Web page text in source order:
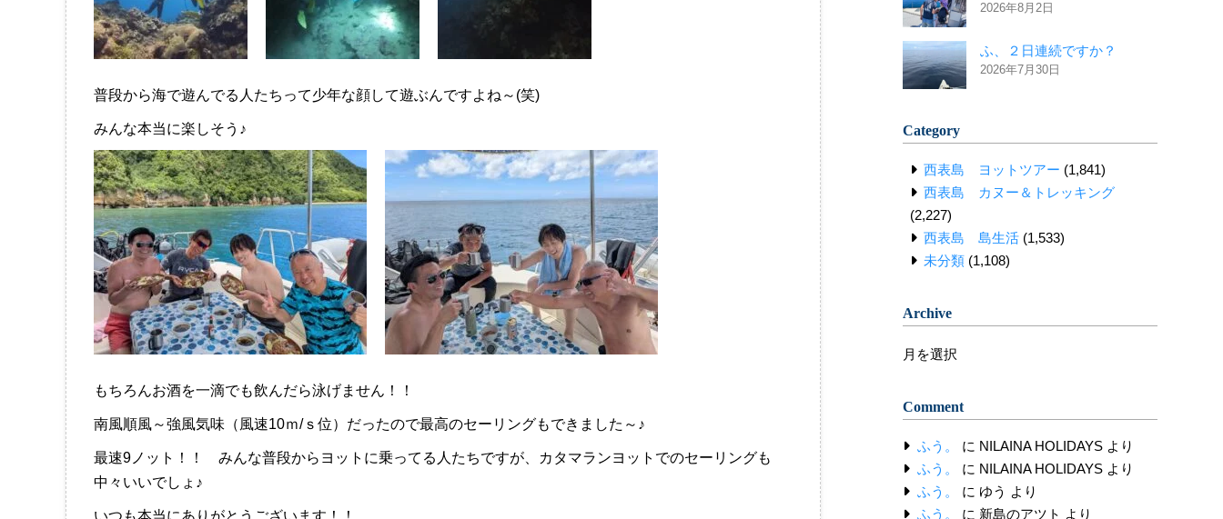
普段から海で遊んでる人たちって少年な顔して遊ぶんですよね～(笑)
みんな本当に楽しそう♪
もちろんお酒を一滴でも飲んだら泳げません！！
南風順風～強風気味（風速10ｍ/ｓ位）だったので最高のセーリングもできました～♪
最速9ノット！！ みんな普段からヨットに乗ってる人たちですが、カタマランヨットでのセーリングも
中々いいでしょ♪
いつも本当にありがとうございます！！
2026年8月2日
ふ、２日連続ですか？
2026年7月30日
Category
西表島 ヨットツアー (1,841)
西表島 カヌー＆トレッキング
(2,227)
西表島 島生活 (1,533)
未分類 (1,108)
Archive
Archive
Comment
ふう。 に NILAINA HOLIDAYSより
ふう。
に NILAINA HOLIDAYSより
ふう。
に ゆう より
ふう。
に 新島のアツト より